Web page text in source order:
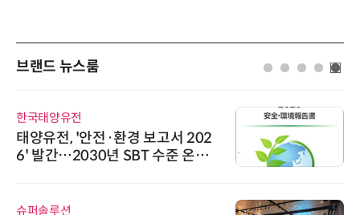
브랜드 뉴스룸
한국태양유전
태양유전, '안전·환경 보고서 202
6' 발간…2030년 SBT 수준 온실
슈퍼솔루션